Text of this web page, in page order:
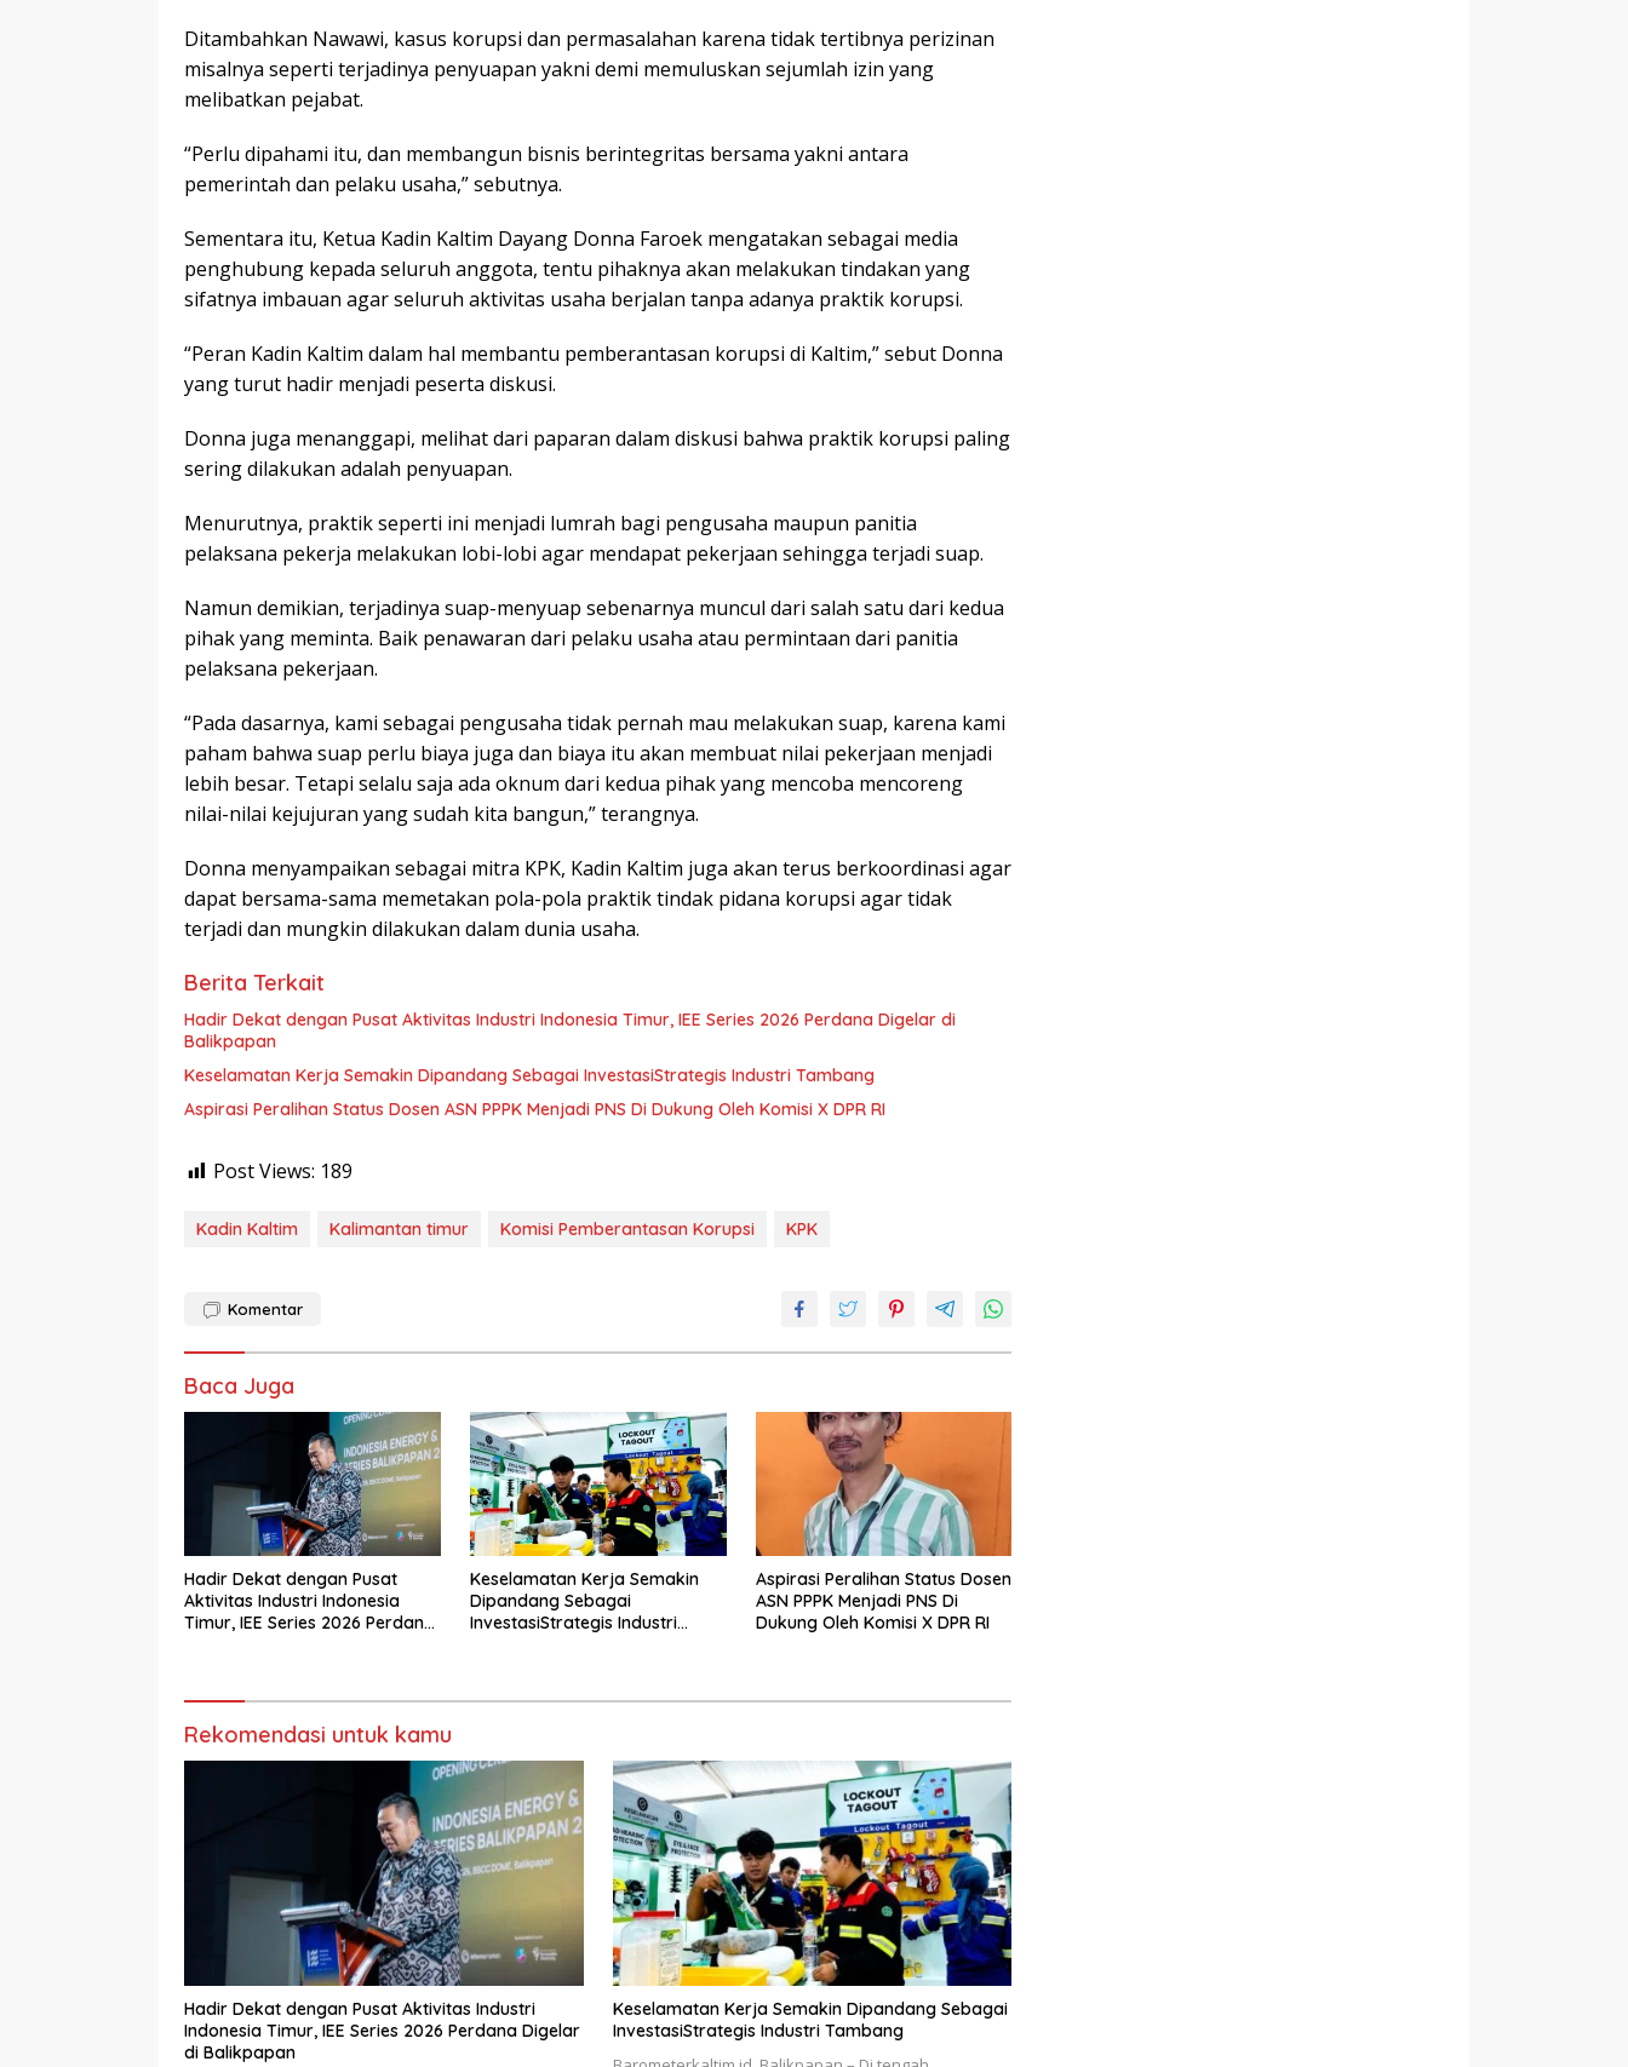
Ditambahkan Nawawi, kasus korupsi dan permasalahan karena tidak tertibnya perizinan
misalnya seperti terjadinya penyuapan yakni demi memuluskan sejumlah izin yang
melibatkan pejabat.
“Perlu dipahami itu, dan membangun bisnis berintegritas bersama yakni antara
pemerintah dan pelaku usaha,” sebutnya.
Sementara itu, Ketua Kadin Kaltim Dayang Donna Faroek mengatakan sebagai media
penghubung kepada seluruh anggota, tentu pihaknya akan melakukan tindakan yang
sifatnya imbauan agar seluruh aktivitas usaha berjalan tanpa adanya praktik korupsi.
“Peran Kadin Kaltim dalam hal membantu pemberantasan korupsi di Kaltim,” sebut Donna
yang turut hadir menjadi peserta diskusi.
Donna juga menanggapi, melihat dari paparan dalam diskusi bahwa praktik korupsi paling
sering dilakukan adalah penyuapan.
Menurutnya, praktik seperti ini menjadi lumrah bagi pengusaha maupun panitia
pelaksana pekerja melakukan lobi-lobi agar mendapat pekerjaan sehingga terjadi suap.
Namun demikian, terjadinya suap-menyuap sebenarnya muncul dari salah satu dari kedua
pihak yang meminta. Baik penawaran dari pelaku usaha atau permintaan dari panitia
pelaksana pekerjaan.
“Pada dasarnya, kami sebagai pengusaha tidak pernah mau melakukan suap, karena kami
paham bahwa suap perlu biaya juga dan biaya itu akan membuat nilai pekerjaan menjadi
lebih besar. Tetapi selalu saja ada oknum dari kedua pihak yang mencoba mencoreng
nilai-nilai kejujuran yang sudah kita bangun,” terangnya.
Donna menyampaikan sebagai mitra KPK, Kadin Kaltim juga akan terus berkoordinasi agar
dapat bersama-sama memetakan pola-pola praktik tindak pidana korupsi agar tidak
terjadi dan mungkin dilakukan dalam dunia usaha.
Berita Terkait
Hadir Dekat dengan Pusat Aktivitas Industri Indonesia Timur, IEE Series 2026 Perdana Digelar di
Balikpapan
Keselamatan Kerja Semakin Dipandang Sebagai InvestasiStrategis Industri Tambang
Aspirasi Peralihan Status Dosen ASN PPPK Menjadi PNS Di Dukung Oleh Komisi X DPR RI
Post Views: 189
Kadin Kaltim Kalimantan timur Komisi Pemberantasan Korupsi KPK
Komentar
Baca Juga
Hadir Dekat dengan Pusat
Aktivitas Industri Indonesia
Timur, IEE Series 2026 Perdana
Keselamatan Kerja Semakin
Dipandang Sebagai
InvestasiStrategis Industri
Aspirasi Peralihan Status Dosen
ASN PPPK Menjadi PNS Di
Dukung Oleh Komisi X DPR RI
Rekomendasi untuk kamu
Hadir Dekat dengan Pusat Aktivitas Industri
Indonesia Timur, IEE Series 2026 Perdana Digelar
di Balikpapan
Keselamatan Kerja Semakin Dipandang Sebagai
InvestasiStrategis Industri Tambang